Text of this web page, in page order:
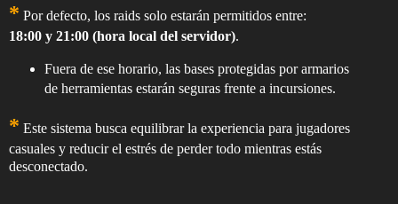
* Por defecto, los raids solo estarán permitidos entre:
18:00 y 21:00 (hora local del servidor).
Fuera de ese horario, las bases protegidas por armarios
de herramientas estarán seguras frente a incursiones.
* Este sistema busca equilibrar la experiencia para jugadores
casuales y reducir el estrés de perder todo mientras estás
desconectado.